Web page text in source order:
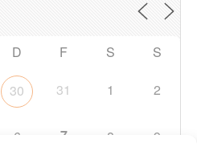
D F S S
30 31 1 2
6 7 8 9